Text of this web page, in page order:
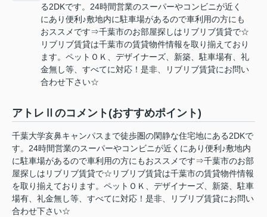
る2DKです。24時間営業のスーパーやコンビニが近く
にあり便利♪敷地内に駐車場があるので車利用の方にも
おススメです⇒千葉市のお部屋探しはリブリブ賃貸で☆
リブリブ賃貸は千葉市の賃貸物件情報を取り揃えており
ます。ペットＯＫ、デザイナーズ、新築、駐車場有、礼
金無し等、すべてに対応！是非、リブリブ賃貸にお問い
合わせ下さい☆
アトレⅡのコメント(おすすめポイント)
千葉大学亥鼻キャンパスまで徒歩圏の閑静な住宅地にある2DKで
す。24時間営業のスーパーやコンビニが近くにあり便利♪敷地内
に駐車場があるので車利用の方にもおススメです⇒千葉市のお部
屋探しはリブリブ賃貸で☆リブリブ賃貸は千葉市の賃貸物件情報
を取り揃えております。ペットＯＫ、デザイナーズ、新築、駐車
場有、礼金無し等、すべてに対応！是非、リブリブ賃貸にお問い
合わせ下さい☆